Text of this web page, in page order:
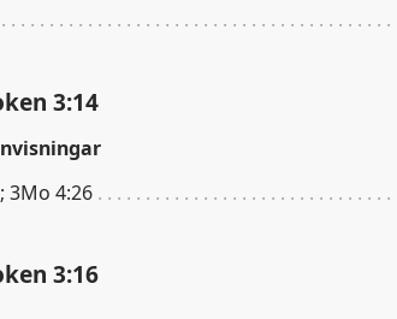
3:14
3Mo 4:26
3:16